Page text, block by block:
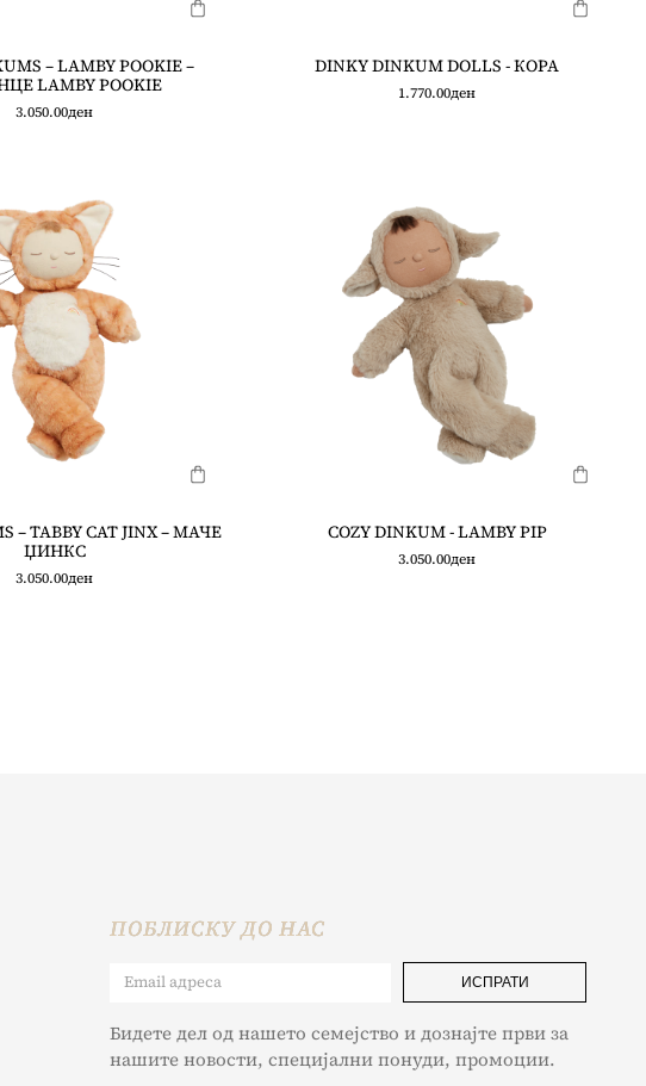
– LAMBY POOKIE –
LAMBY POOKIE
3.050.00ден
DINKY DINKUM DOLLS - КОРА
1.770.00ден
– TABBY CAT JINX – МАЧЕ
ЏИНКС
3.050.00ден
COZY DINKUM - LAMBY PIP
3.050.00ден
ПОБЛИСКУ ДО НАС
ИСПРАТИ
Бидете дел од нашето семејство и дознајте први за
нашите новости, специјални понуди, промоции.